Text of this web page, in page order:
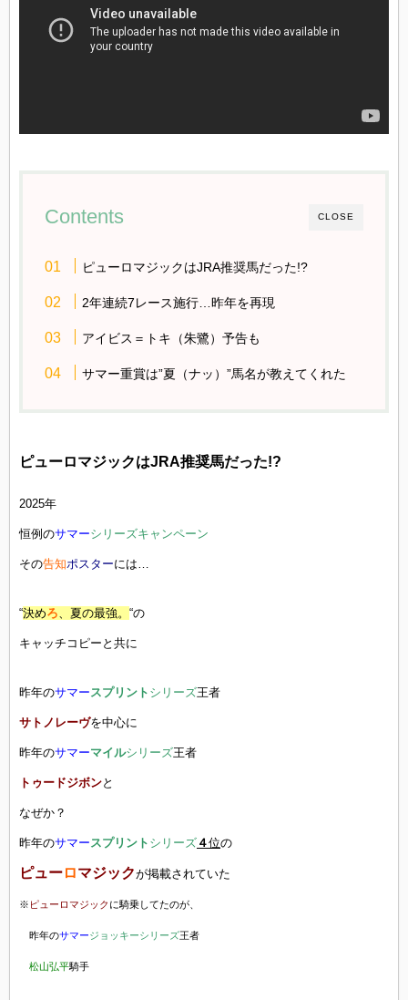
CLOSE
Contents
ピューロマジックはJRA推奨馬だった!?
2年連続7レース施行…昨年を再現
アイビス＝トキ（朱鷺）予告も
サマー重賞は”夏（ナッ）”馬名が教えてくれた
ピューロマジックはJRA推奨馬だった!?
2025年
恒例のサマーシリーズキャンペーン
その告知ポスターには…
“決めろ 、夏の最強。 “の
キャッチコピーと共に
昨年のサマー スプリント シリーズ王者
サトノレーヴを中心に
昨年のサマーマイルシリーズ王者
トゥードジボンと
なぜか？
昨年のサマー スプリント シリーズ ４位の
ピューロマジックが掲載されていた
※ ピューロマジック に騎乗してたのが、
昨年のサマージョッキーシリーズ王者
松山弘平騎手